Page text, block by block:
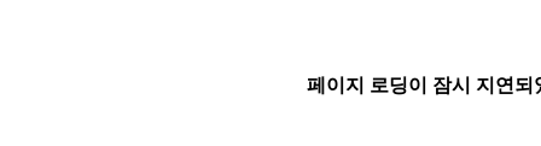
페이지 로딩이 잠시 지연